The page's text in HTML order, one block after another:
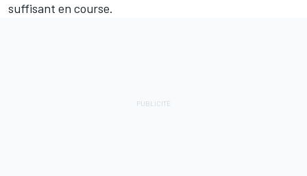
suffisant en course.